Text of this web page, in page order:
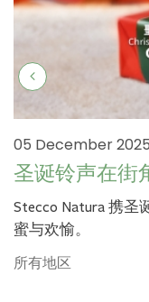
05 December 2025
圣诞铃声在街
Stecco Natura 携
蜜与欢愉。
所有地区